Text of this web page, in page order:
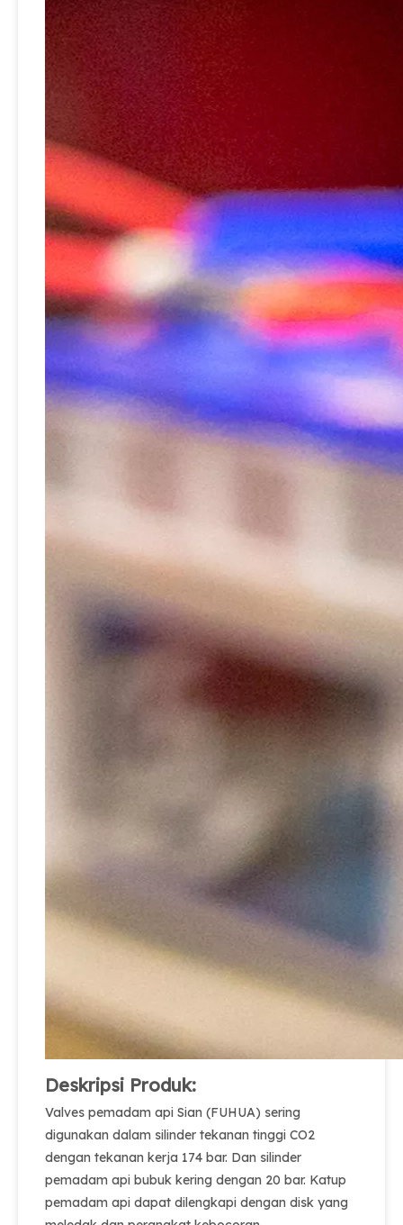
Deskripsi Produk:
Valves pemadam api Sian (FUHUA) sering
digunakan dalam silinder tekanan tinggi CO2
dengan tekanan kerja 174 bar. Dan silinder
pemadam api bubuk kering dengan 20 bar. Katup
pemadam api dapat dilengkapi dengan disk yang